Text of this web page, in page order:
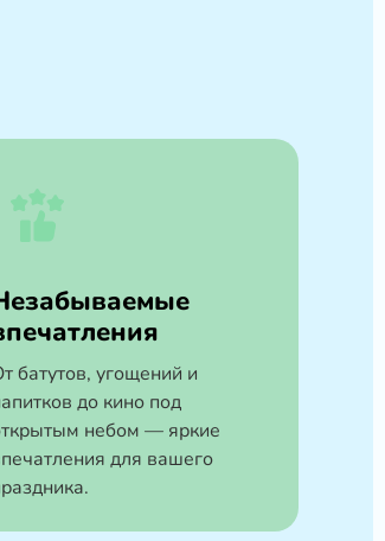
батутов, угощений и
до кино под
небом — яркие
для вашего